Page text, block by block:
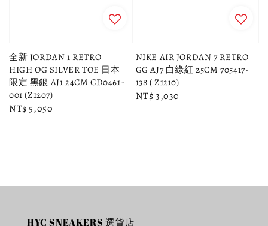
全新 JORDAN 1 RETRO
HIGH OG SILVER TOE 日本
限定 黑銀 AJ1 24CM CD0461-
001 (Z1207)
Regular
NT$ 5,050
NIKE AIR JORDAN 7 RETRO
GG AJ7 白綠紅 25CM 705417-
138 ( Z1210)
Regular
NT$ 3,030
HYC SNEAKERS 選貨店